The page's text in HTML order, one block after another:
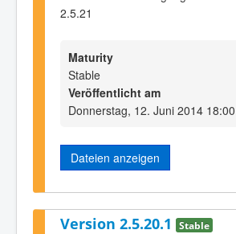
2.5.21
Maturity
Stable
Veröffentlicht am
Donnerstag, 12. Juni 2014 18:00
Dateien anzeigen
Version 2.5.20.1 Stable